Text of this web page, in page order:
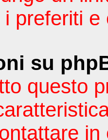
preferiti
su
questo